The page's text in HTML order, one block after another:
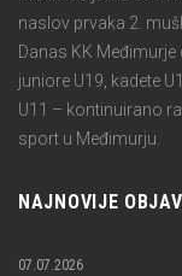
naslov prvaka 2.
Danas KK
juniore U19, kadete
U11 – kontinuirano
sport u Međimurju.
NAJNOVIJE
07.07.2026